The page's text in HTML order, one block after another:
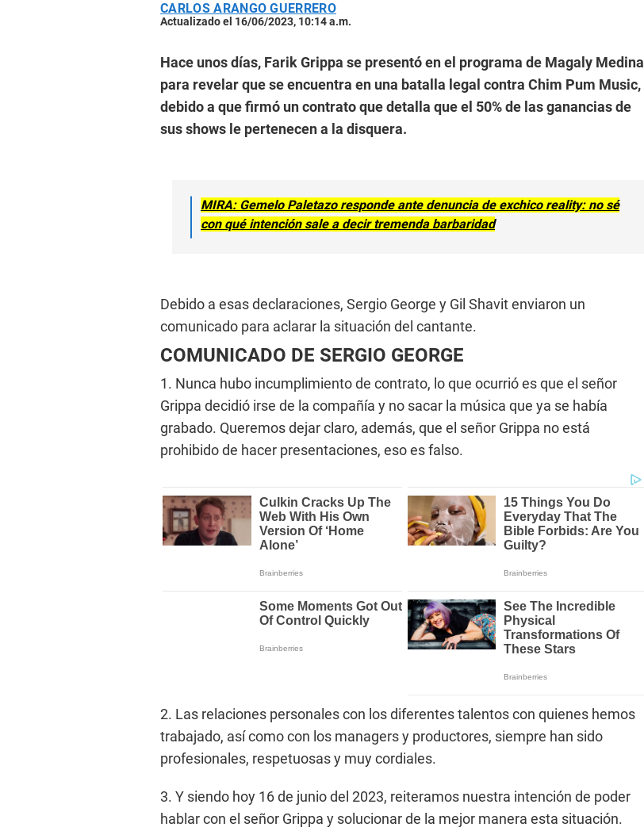
CARLOS ARANGO GUERRERO
Actualizado el 16/06/2023, 10:14 a.m.
Hace unos días, Farik Grippa se presentó en el programa de Magaly Medina
para revelar que se encuentra en una batalla legal contra Chim Pum Music,
debido a que firmó un contrato que detalla que el 50% de las ganancias de
sus shows le pertenecen a la disquera.
MIRA: Gemelo Paletazo responde ante denuncia de exchico reality: no sé
con qué intención sale a decir tremenda barbaridad
Debido a esas declaraciones, Sergio George y Gil Shavit enviaron un
comunicado para aclarar la situación del cantante.
COMUNICADO DE SERGIO GEORGE
1. Nunca hubo incumplimiento de contrato, lo que ocurrió es que el señor
Grippa decidió irse de la compañía y no sacar la música que ya se había
grabado. Queremos dejar claro, además, que el señor Grippa no está
prohibido de hacer presentaciones, eso es falso.
2. Las relaciones personales con los diferentes talentos con quienes hemos
trabajado, así como con los managers y productores, siempre han sido
profesionales, respetuosas y muy cordiales.
3. Y siendo hoy 16 de junio del 2023, reiteramos nuestra intención de poder
hablar con el señor Grippa y solucionar de la mejor manera esta situación.